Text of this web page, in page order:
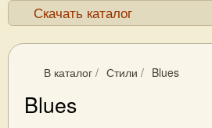
Скачать каталог
В каталог / Стили / Blues
Blues